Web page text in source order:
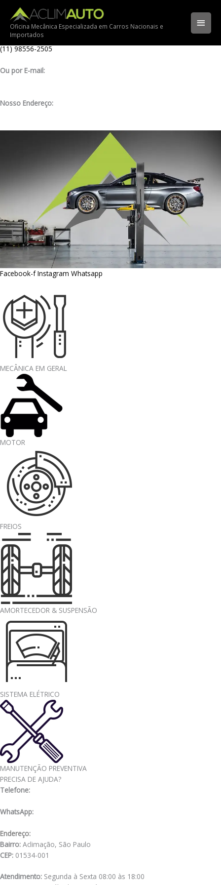
para
conteúdo
Oficina Mecânica Especializada em Carros Nacionais e
Importados
Ligue para nossa oficina:
(11) 3341-3969
Ligue pelo nosso WhatsApp:
(11) 98556-2505
Ou por E-mail:
Nosso Endereço:
Facebook-fInstagram Whatsapp
MECÂNICA EM GERAL
MOTOR
FREIOS
AMORTECEDOR & SUSPENSÃO
SISTEMA ELÉTRICO
MANUTENÇÃO PREVENTIVA
PRECISA DE AJUDA?
Telefone:
WhatsApp:
Endereço:
Bairro: Aclimação, São Paulo
CEP: 01534-001
Atendimento: Segunda à Sexta 08:00 às 18:00